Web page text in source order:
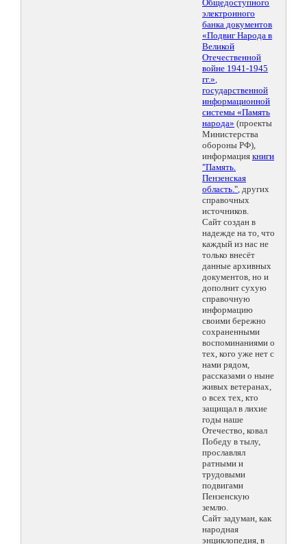
Общедоступного
электронного
банка документов
«Подвиг Народа в
Великой
Отечественной
войне 1941-1945
гг.»,
государственной
информационной
системы «Память
народа» (проекты
Министерства
обороны РФ),
информация книги
"Память.
Пензенская
область.", других
справочных
источников.
Сайт создан в
надежде на то, что
каждый из нас не
только внесёт
данные архивных
документов, но и
дополнит сухую
справочную
информацию
своими бережно
сохраненными
воспоминаниями о
тех, кого уже нет с
нами рядом,
рассказами о ныне
живых ветеранах,
о всех тех, кто
защищал в лихие
годы наше
Отечество, ковал
Победу в тылу,
прославлял
ратными и
трудовыми
подвигами
Пензенскую
землю.
Сайт задуман, как
народная
энциклопедия, в